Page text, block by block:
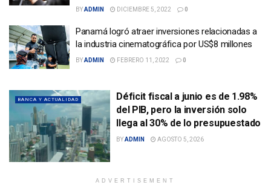
BYADMIN DICIEMBRE 5, 2022 0
Panamá logró atraer inversiones relacionadas a
la industria cinematográfica por US$8 millones
BYADMIN FEBRERO 11, 2022 0
BANCA Y ACTUALIDAD
Déficit fiscal a junio es de 1.98%
del PIB, pero la inversión solo
llega al 30% de lo presupuestado
BYADMIN AGOSTO 5, 2026
ADVERTISEMENT